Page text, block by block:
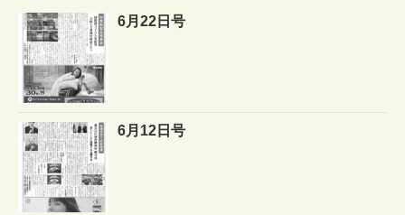
6月22日号
6月12日号